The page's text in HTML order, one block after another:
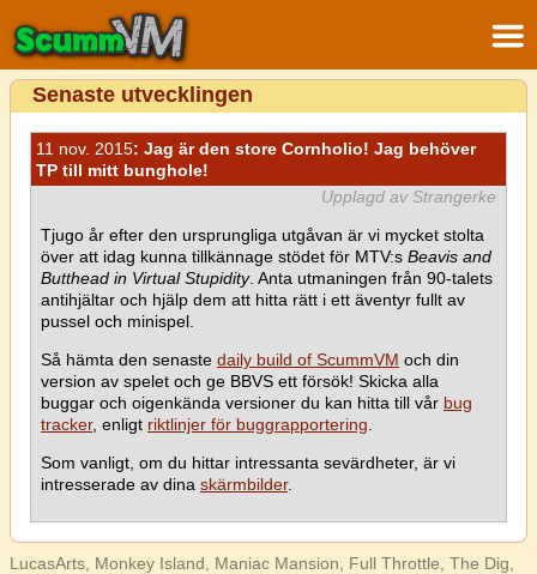
Senaste utvecklingen
11 nov. 2015: Jag är den store Cornholio! Jag behöver
TP till mitt bunghole!
Upplagd av Strangerke
Tjugo år efter den ursprungliga utgåvan är vi mycket stolta
över att idag kunna tillkännage stödet för MTV:s Beavis and
Butthead in Virtual Stupidity. Anta utmaningen från 90-talets
antihjältar och hjälp dem att hitta rätt i ett äventyr fullt av
pussel och minispel.
Så hämta den senaste daily build of ScummVM och din
version av spelet och ge BBVS ett försök! Skicka alla
buggar och oigenkända versioner du kan hitta till vår bug
tracker, enligt riktlinjer för buggrapportering
Som vanligt, om du hittar intressanta sevärdheter, är vi
intresserade av dina skärmbilder.
LucasArts, Monkey Island, Maniac Mansion, Full Throttle, The Dig,